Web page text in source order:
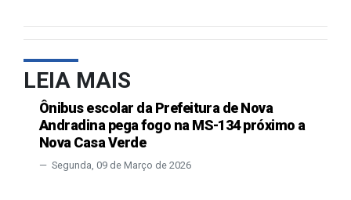
LEIA MAIS
Ônibus escolar da Prefeitura de Nova
Andradina pega fogo na MS-134 próximo a
Nova Casa Verde
Segunda, 09 de Março de 2026